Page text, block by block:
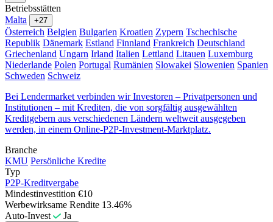
Betriebsstätten
Malta
+27
Österreich Belgien Bulgarien Kroatien Zypern Tschechische
Republik Dänemark Estland Finnland Frankreich Deutschland
Griechenland Ungarn Irland Italien Lettland Litauen Luxemburg
Niederlande Polen Portugal Rumänien Slowakei Slowenien Spanien
Schweden Schweiz
Bei Lendermarket verbinden wir Investoren – Privatpersonen und
Institutionen – mit Krediten, die von sorgfältig ausgewählten
Kreditgebern aus verschiedenen Ländern weltweit ausgegeben
werden, in einem Online-P2P-Investment-Marktplatz.
Branche
KMU Persönliche Kredite
Typ
P2P-Kreditvergabe
Mindestinvestition €10
Werbewirksame Rendite 13.46%
Auto-Invest
Ja